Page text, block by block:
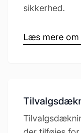
sikkerhed.
Læs mere